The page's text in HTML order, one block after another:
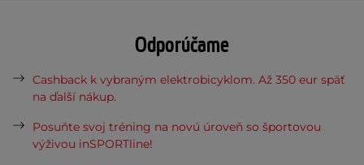
Odporúčame
Cashback k vybraným elektrobicyklom. Až 350 eur späť
na ďalší nákup.
Posuňte svoj tréning na novú úroveň so športovou
výživou inSPORTline!